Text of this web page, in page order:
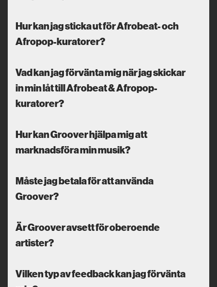
Hur kan jag sticka ut för Afrobeat- och
Afropop-kuratorer?
Vad kan jag förvänta mig när jag skickar
in min låt till Afrobeat & Afropop-
kuratorer?
Hur kan Groover hjälpa mig att
marknadsföra min musik?
Måste jag betala för att använda
Groover?
Är Groover avsett för oberoende
artister?
Vilken typ av feedback kan jag förvänta